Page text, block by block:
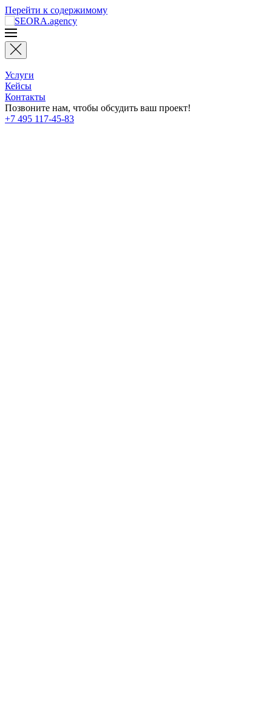
Перейти к содержимому
Услуги
Кейсы
Контакты
Позвоните нам, чтобы обсудить ваш проект!
+7 495 117-45-83